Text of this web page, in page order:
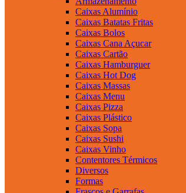
Caixas Alumínio
Caixas Batatas Fritas
Caixas Bolos
Caixas Cana Açucar
Caixas Cartão
Caixas Hamburguer
Caixas Hot Dog
Caixas Massas
Caixas Menu
Caixas Pizza
Caixas Plástico
Caixas Sopa
Caixas Sushi
Caixas Vinho
Contentores Térmicos
Diversos
Formas